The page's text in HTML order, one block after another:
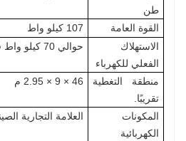
طن
القوة العامة
107 كيلو واط
الاستهلاك
الفعلي للكهرباء
حوالي 70 كيلو واط في الساعة
منطقة التغطية
تقريبًا.
46 × 9 × 2.95 م
المكونات
الكهربائية
العلامة التجارية